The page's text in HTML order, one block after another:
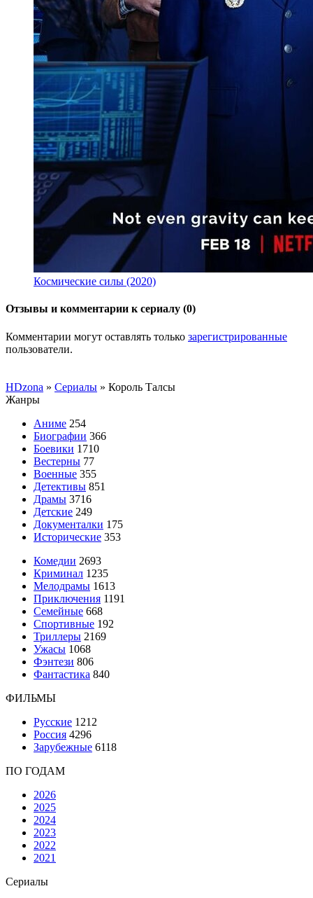
Космические силы (2020)
Отзывы и комментарии к сериалу (0)
Комментарии могут оставлять только зарегистрированные
пользователи.
HDzona » Сериалы » Король Талсы
Жанры
Аниме 254
Биографии 366
Боевики 1710
Вестерны 77
Военные 355
Детективы 851
Драмы 3716
Детские 249
Документалки 175
Исторические 353
Комедии 2693
Криминал 1235
Мелодрамы 1613
Приключения 1191
Семейные 668
Спортивные 192
Триллеры 2169
Ужасы 1068
Фэнтези 806
Фантастика 840
ФИЛЬМЫ
Русские 1212
Россия 4296
Зарубежные 6118
ПО ГОДАМ
2026
2025
2024
2023
2022
2021
Сериалы